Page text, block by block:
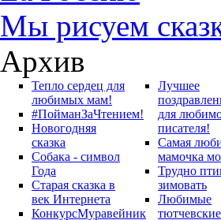
Мы рисуем
Архив
Тепло сердец для
любимых мам!
#ПойманЗаЧтением!
Новогодняя
сказка
Собака - символ
Года
Старая сказка в
век Интернета
КонкурсМуравейник
Лучшее
для
писателя!
Самая
мамочка
Трудно
зимовать
Любимые
тютчевские